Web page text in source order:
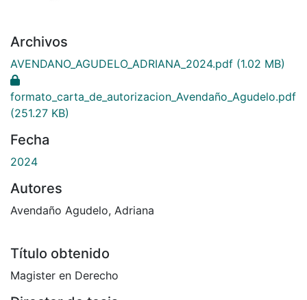
Archivos
AVENDANO_AGUDELO_ADRIANA_2024.pdf (1.02 MB)
formato_carta_de_autorizacion_Avendaño_Agudelo.pdf
(251.27 KB)
Fecha
2024
Autores
Avendaño Agudelo, Adriana
Título obtenido
Magister en Derecho